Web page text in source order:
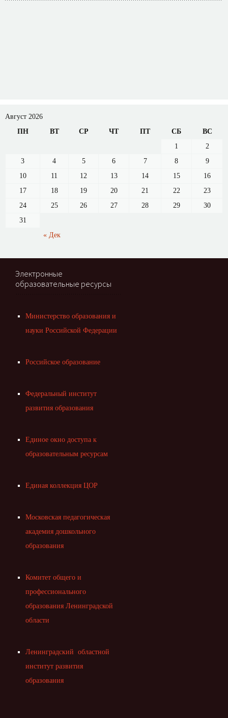
Август 2026
ПН
ВТ СР ЧТ ПТ СБ ВС
« Дек
1
2
3
4 5 6 7 8
9
10
11 12 13 14 15
16
17
18 19 20 21 22
23
24
25 26 27 28 29
30
31
Электронные
образовательные ресурсы
Министерство образования и
науки Российской Федерации
Российское образование
Федеральный институт
развития образования
Единое окно доступа к
образовательным ресурсам
Единая коллекция ЦОР
Московская педагогическая
академия дошкольного
образования
Комитет общего и
профессионального
образования Ленинградской
области
Ленинградский областной
институт развития
образования